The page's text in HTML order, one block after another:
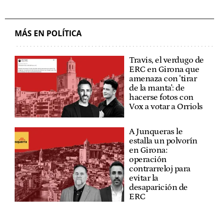
MÁS EN POLÍTICA
Travis, el verdugo de
ERC en Girona que
amenaza con 'tirar
de la manta': de
hacerse fotos con
Vox a votar a Orriols
A Junqueras le
estalla un polvorín
en Girona:
operación
contrarreloj para
evitar la
desaparición de
ERC